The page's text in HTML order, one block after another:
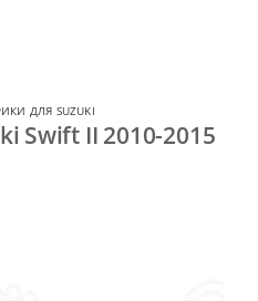
ДЛЯ SUZUKI
Swift II 2010-2015